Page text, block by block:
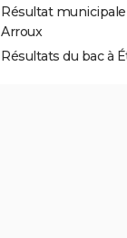
Résultat
Arroux
Résultats du bac à